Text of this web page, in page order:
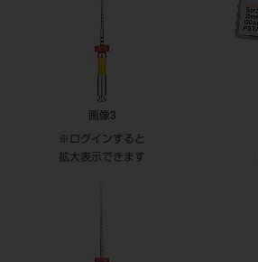
画像3
※ログインすると
拡大表示できます